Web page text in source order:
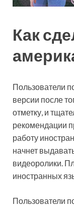
Как
Пользователи
версии после
отметку, и
рекомендации
работу
начнет
видеоролики.
иностранных
Пользователи